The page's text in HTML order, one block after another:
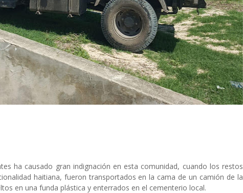
ha causado gran indignación en esta comunidad, cuando los restos
haitiana, fueron transportados en la cama de un camión de la
en una funda plástica y enterrados en el cementerio local.